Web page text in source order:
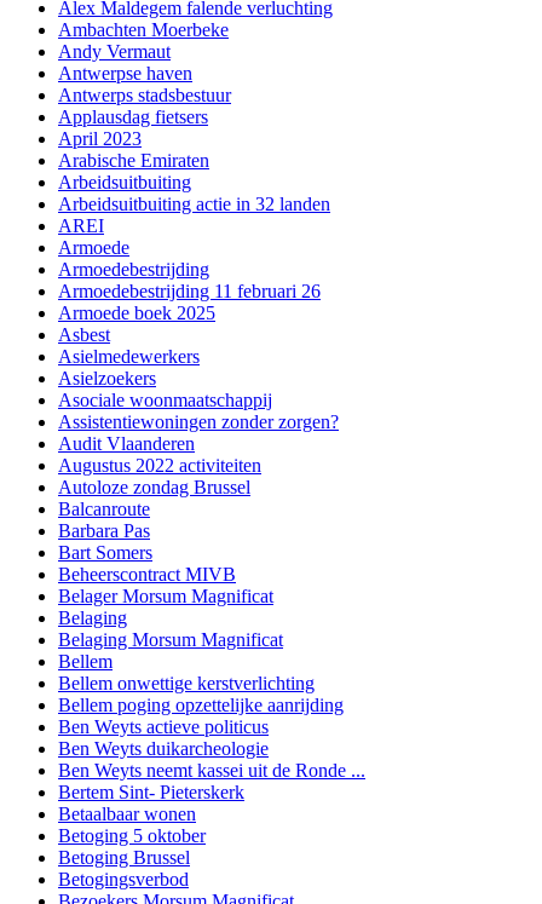
Alex Maldegem falende verluchting
Ambachten Moerbeke
Andy Vermaut
Antwerpse haven
Antwerps stadsbestuur
Applausdag fietsers
April 2023
Arabische Emiraten
Arbeidsuitbuiting
Arbeidsuitbuiting actie in 32 landen
AREI
Armoede
Armoedebestrijding
Armoedebestrijding 11 februari 26
Armoede boek 2025
Asbest
Asielmedewerkers
Asielzoekers
Asociale woonmaatschappij
Assistentiewoningen zonder zorgen?
Audit Vlaanderen
Augustus 2022 activiteiten
Autoloze zondag Brussel
Balcanroute
Barbara Pas
Bart Somers
Beheerscontract MIVB
Belager Morsum Magnificat
Belaging
Belaging Morsum Magnificat
Bellem
Bellem onwettige kerstverlichting
Bellem poging opzettelijke aanrijding
Ben Weyts actieve politicus
Ben Weyts duikarcheologie
Ben Weyts neemt kassei uit de Ronde ...
Bertem Sint- Pieterskerk
Betaalbaar wonen
Betoging 5 oktober
Betoging Brussel
Betogingsverbod